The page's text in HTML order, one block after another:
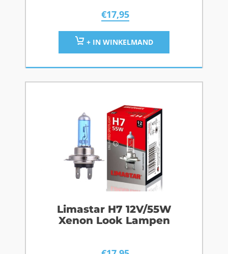
€17,95
+ IN WINKELMAND
Limastar H7 12V/55W
Xenon Look Lampen